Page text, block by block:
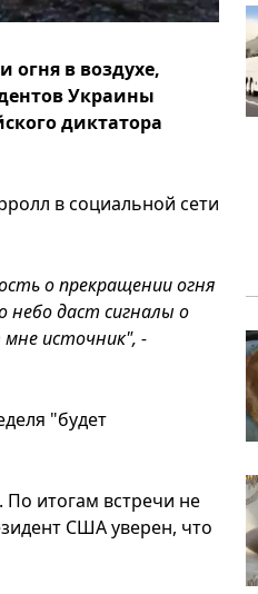
огня в воздухе,
Украины
диктатора
в социальной сети
о прекращении огня
небо даст сигналы о
мне источник", -
"будет
итогам встречи не
США уверен, что